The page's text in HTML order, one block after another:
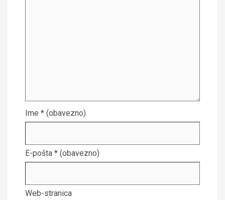
Ime * (obavezno)
E-pošta * (obavezno)
Web-stranica